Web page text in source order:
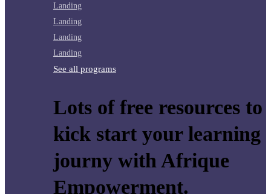
Landing
Landing
Landing
Landing
See all programs
Lots of free resources to
kick start your learning
journy with Afrique
Empowerment.